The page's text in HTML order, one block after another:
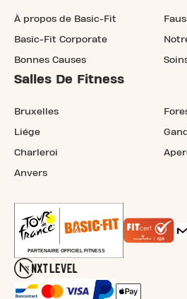
À propos de Basic-Fit
Basic-Fit Corporate
Bonnes Causes
Salles De Fitness
Bruxelles
Liége
Charleroi
Anvers
Gand